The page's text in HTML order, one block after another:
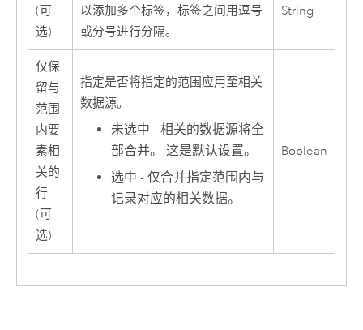
(可
选)
以添加多个标签，标签之间用逗号
或分号进行分隔。
String
仅保
留与
范围
内要
素相
关的
行
(可
选)
指定是否将指定的范围应用至相关
数据源。
未选中 - 相关的数据源将全
部合并。 这是默认设置。
选中 - 仅合并指定范围内与
记录对应的相关数据。
Boolean